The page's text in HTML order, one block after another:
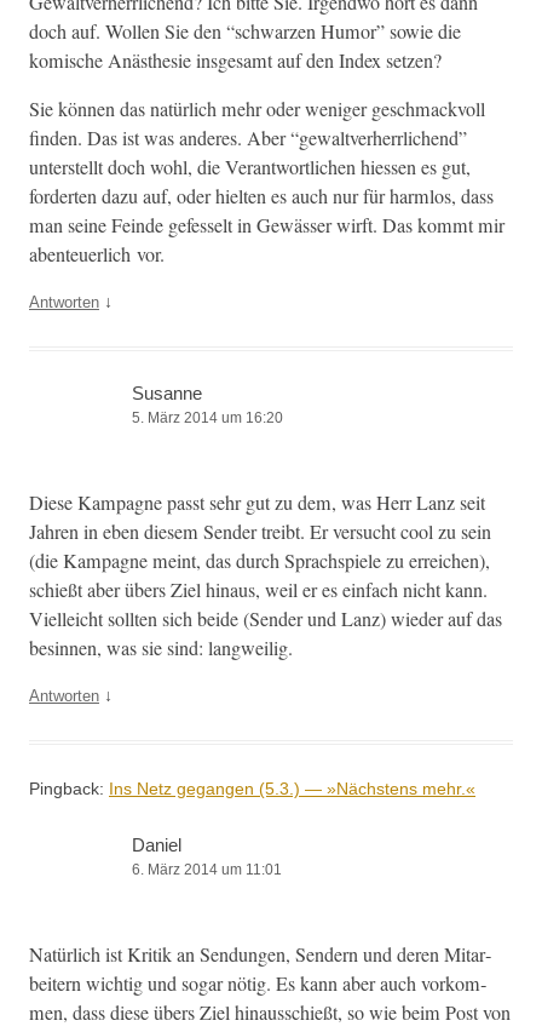
doch auf. Wollen Sie den “schwarzen Humor” sowie die
komis­che Anäs­the­sie ins­ge­samt auf den Index setzen?
Sie kön­nen das natür­lich mehr oder weniger geschmack­voll
find­en. Das ist was anderes. Aber “gewaltver­her­rlichend”
unter­stellt doch wohl, die Ver­ant­wortlichen hiessen es gut,
forderten dazu auf, oder hiel­ten es auch nur für harm­los, dass
man seine Feinde gefes­selt in Gewäss­er wirft. Das kommt mir
aben­teuer­lich vor.
Antworten ↓
Susanne
5. März 2014 um 16:20
Diese Kam­pagne passt sehr gut zu dem, was Herr Lanz seit
Jahren in eben diesem Sender treibt. Er ver­sucht cool zu sein
(die Kam­pagne meint, das durch Sprach­spiele zu erre­ichen),
schießt aber übers Ziel hin­aus, weil er es ein­fach nicht kann.
Vielle­icht soll­ten sich bei­de (Sender und Lanz) wieder auf das
besin­nen, was sie sind: langweilig.
Antworten ↓
Pingback: Ins Netz gegangen (5.3.) — »Nächstens mehr.«
Daniel
6. März 2014 um 11:01
Natür­lich ist Kri­tik an Sendun­gen, Sendern und deren Mitar­
beit­ern wichtig und sog­ar nötig. Es kann aber auch vorkom­
men, dass diese übers Ziel hin­auss­chießt, so wie beim Post von